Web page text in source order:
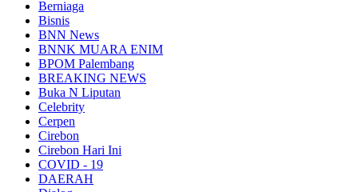
Berniaga
Bisnis
BNN News
BNNK MUARA ENIM
BPOM Palembang
BREAKING NEWS
Buka N Liputan
Celebrity
Cerpen
Cirebon
Cirebon Hari Ini
COVID - 19
DAERAH